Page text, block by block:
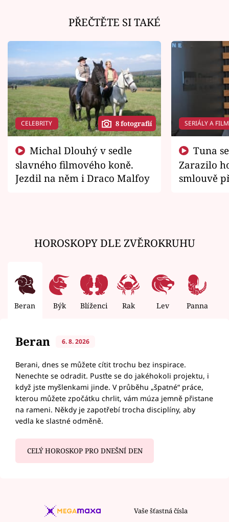
PŘEČTĚTE SI TAKÉ
CELEBRITY 8 fotografií
slavného filmového koně.
Jezdil na něm i Draco Malfoy
SERIÁLY A
Zarazilo
smlouvě
HOROSKOPY DLE ZVĚROKRUHU
Beran Býk Blíženci Rak Lev Panna
Beran 6. 8. 2026
Berani, dnes se můžete cítit trochu bez inspirace.
Nenechte se odradit. Pusťte se do jakéhokoli projektu, i
když jste myšlenkami jinde. V průběhu „špatné“ práce,
kterou můžete zpočátku chrlit, vám múza jemně přistane
na rameni. Někdy je zapotřebí trocha disciplíny, aby
vedla ke slastné odměně.
CELÝ HOROSKOP PRO DNEŠNÍ DEN
Vaše šťastná čísla